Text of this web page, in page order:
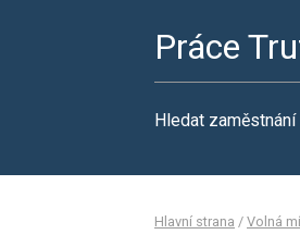
Práce
Hledat zaměstnání
Hlavní strana / Volná